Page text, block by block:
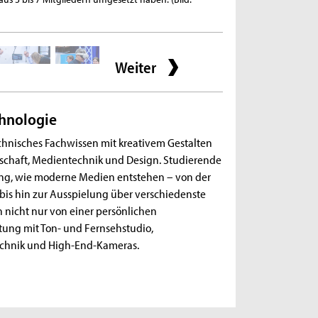
Weiter
Fachwissen mit kreativem Gestalten
Medientechnik und Design. Studierende
wie moderne Medien entstehen – von der
hin zur Ausspielung über verschiedenste
nur von einer persönlichen
mit Ton- und Fernsehstudio,
und High-End-Kameras.